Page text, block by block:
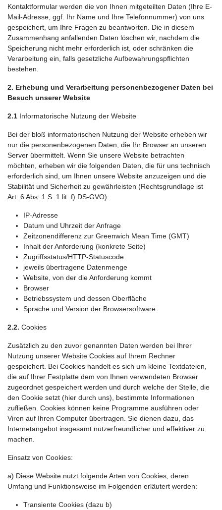
Kontaktformular werden die von Ihnen mitgeteilten Daten (Ihre E-
Mail-Adresse, ggf. Ihr Name und Ihre Telefonnummer) von uns
gespeichert, um Ihre Fragen zu beantworten. Die in diesem
Zusammenhang anfallenden Daten löschen wir, nachdem die
Speicherung nicht mehr erforderlich ist, oder schränken die
Verarbeitung ein, falls gesetzliche Aufbewahrungspflichten
bestehen.
2. Erhebung und Verarbeitung personenbezogener Daten bei
Besuch unserer Website
2.1 Informatorische Nutzung der Website
Bei der bloß informatorischen Nutzung der Website erheben wir
nur die personenbezogenen Daten, die Ihr Browser an unseren
Server übermittelt. Wenn Sie unsere Website betrachten
möchten, erheben wir die folgenden Daten, die für uns technisch
erforderlich sind, um Ihnen unsere Website anzuzeigen und die
Stabilität und Sicherheit zu gewährleisten (Rechtsgrundlage ist
Art. 6 Abs. 1 S. 1 lit. f) DS-GVO):
IP-Adresse
Datum und Uhrzeit der Anfrage
Zeitzonendifferenz zur Greenwich Mean Time (GMT)
Inhalt der Anforderung (konkrete Seite)
Zugriffsstatus/HTTP-Statuscode
jeweils übertragene Datenmenge
Website, von der die Anforderung kommt
Browser
Betriebssystem und dessen Oberfläche
Sprache und Version der Browsersoftware.
2.2. Cookies
Zusätzlich zu den zuvor genannten Daten werden bei Ihrer
Nutzung unserer Website Cookies auf Ihrem Rechner
gespeichert. Bei Cookies handelt es sich um kleine Textdateien,
die auf Ihrer Festplatte dem von Ihnen verwendeten Browser
zugeordnet gespeichert werden und durch welche der Stelle, die
den Cookie setzt (hier durch uns), bestimmte Informationen
zufließen. Cookies können keine Programme ausführen oder
Viren auf Ihren Computer übertragen. Sie dienen dazu, das
Internetangebot insgesamt nutzerfreundlicher und effektiver zu
machen.
Einsatz von Cookies:
a) Diese Website nutzt folgende Arten von Cookies, deren
Umfang und Funktionsweise im Folgenden erläutert werden:
Transiente Cookies (dazu b)